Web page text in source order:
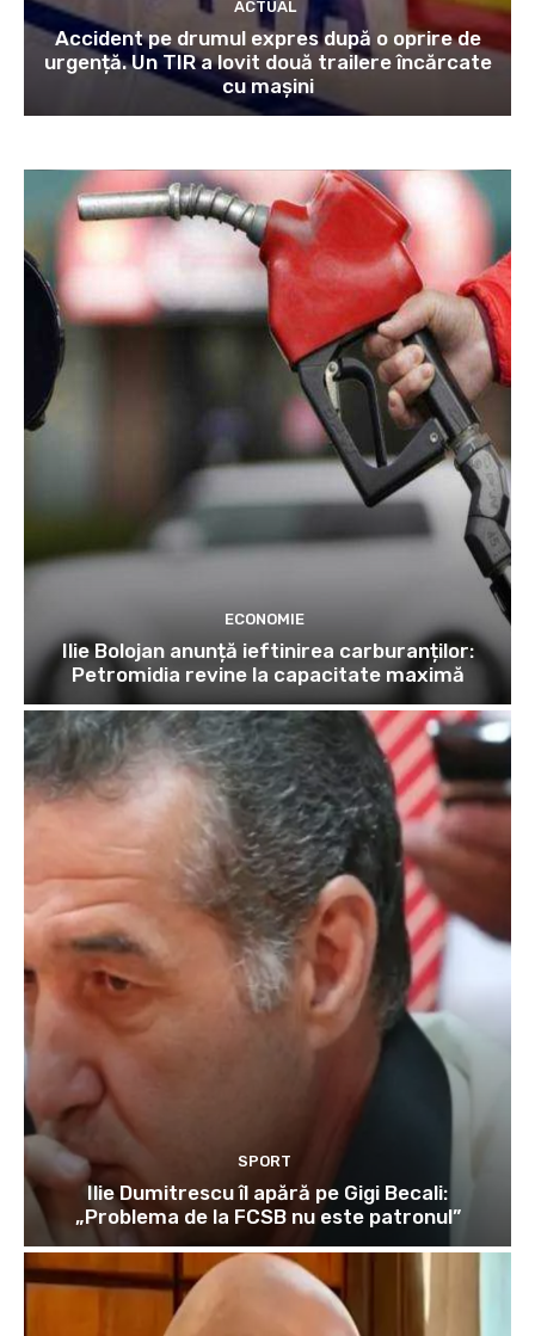
ACTUAL
Accident pe drumul expres după o oprire de
urgență. Un TIR a lovit două trailere încărcate
cu mașini
ECONOMIE
Ilie Bolojan anunță ieftinirea carburanților:
Petromidia revine la capacitate maximă
SPORT
Ilie Dumitrescu îl apără pe Gigi Becali:
„Problema de la FCSB nu este patronul”